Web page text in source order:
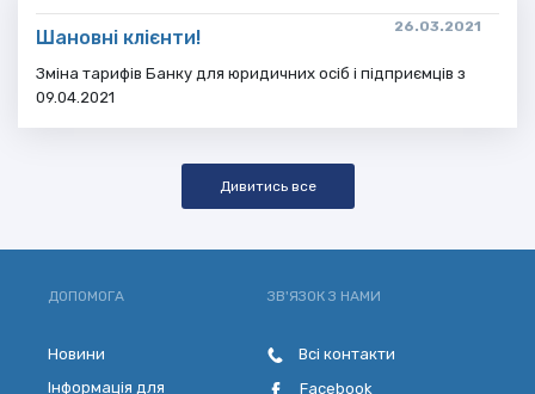
26.03.2021
Шановні клієнти!
Зміна тарифів Банку для юридичних осіб і підприємців з
09.04.2021
Дивитись все
ДОПОМОГА
Новини
Інформація для
ЗВ'ЯЗОК З НАМИ
Всі контакти
Facebook